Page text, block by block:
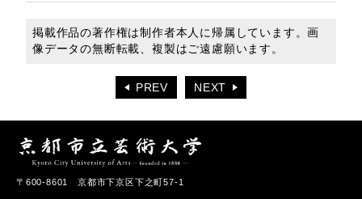
掲載作品の著作権は制作者本人に帰属しています。画
像データの無断転載、複製はご遠慮願います。
PREV NEXT
〒600-8601 京都市下京区下之町57-1